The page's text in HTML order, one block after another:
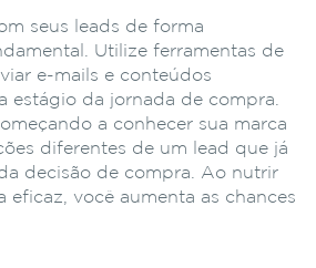
seus leads de forma
Utilize ferramentas de
e-mails e conteúdos
estágio da jornada de compra.
a conhecer sua marca
diferentes de um lead que já
decisão de compra. Ao nutrir
eficaz, você aumenta as chances